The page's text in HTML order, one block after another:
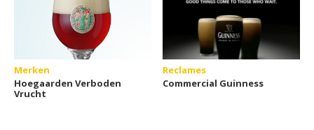
Merken
Hoegaarden Verboden
Vrucht
Reclames
Commercial Guinness